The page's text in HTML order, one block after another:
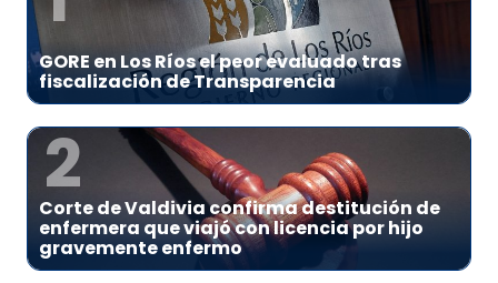
GORE en Los Ríos el peor evaluado tras
fiscalización de Transparencia
2
Corte de Valdivia confirma destitución de
enfermera que viajó con licencia por hijo
gravemente enfermo